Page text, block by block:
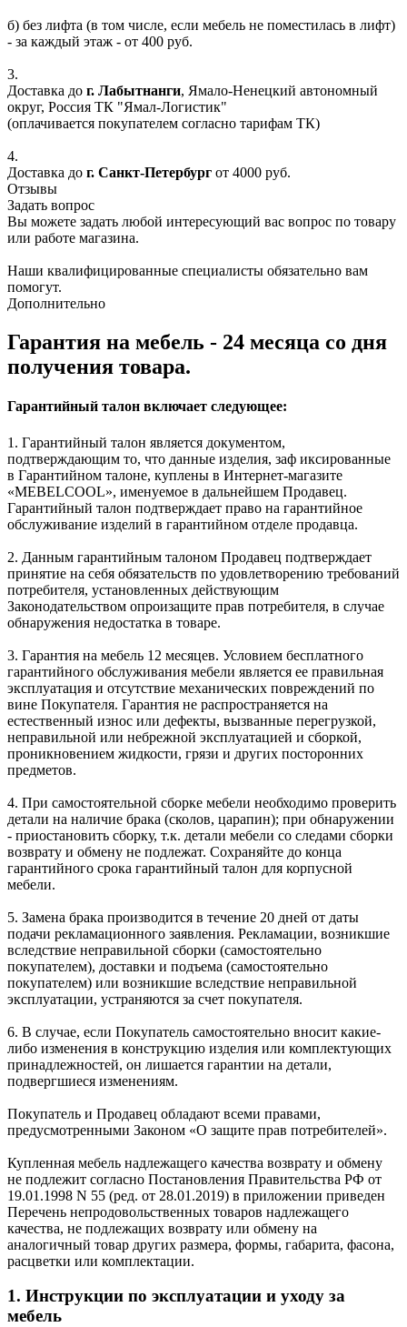
б) без лифта (в том числе, если мебель не поместилась в лифт)
- за каждый этаж - от 400 руб.
3.
Доставка до г. Лабытнанги, Ямало-Ненецкий автономный
округ, Россия ТК "Ямал-Логистик"
(оплачивается покупателем согласно тарифам ТК)
4.
Доставка до г. Санкт-Петербург от 4000 руб.
Отзывы
Задать вопрос
Вы можете задать любой интересующий вас вопрос по товару
или работе магазина.
Наши квалифицированные специалисты обязательно вам
помогут.
Дополнительно
Гарантия на мебель - 24 месяца со дня
получения товара.
Гарантийный талон включает следующее:
1. Гарантийный талон является документом,
подтверждающим то, что данные изделия, заф иксированные
в Гарантийном талоне, куплены в Интернет-магазите
«MEBELCOOL», именуемое в дальнейшем Продавец.
Гарантийный талон подтверждает право на гарантийное
обслуживание изделий в гарантийном отделе продавца.
2. Данным гарантийным талоном Продавец подтверждает
принятие на себя обязательств по удовлетворению требований
потребителя, установленных действующим
Законодательством опроизащите прав потребителя, в случае
обнаружения недостатка в товаре.
3. Гарантия на мебель 12 месяцев. Условием бесплатного
гарантийного обслуживания мебели является ее правильная
эксплуатация и отсутствие механических повреждений по
вине Покупателя. Гарантия не распространяется на
естественный износ или дефекты, вызванные перегрузкой,
неправильной или небрежной эксплуатацией и сборкой,
проникновением жидкости, грязи и других посторонних
предметов.
4. При самостоятельной сборке мебели необходимо проверить
детали на наличие брака (сколов, царапин); при обнаружении
- приостановить сборку, т.к. детали мебели со следами сборки
возврату и обмену не подлежат. Сохраняйте до конца
гарантийного срока гарантийный талон для корпусной
мебели.
5. Замена брака производится в течение 20 дней от даты
подачи рекламационного заявления. Рекламации, возникшие
вследствие неправильной сборки (самостоятельно
покупателем), доставки и подъема (самостоятельно
покупателем) или возникшие вследствие неправильной
эксплуатации, устраняются за счет покупателя.
6. В случае, если Покупатель самостоятельно вносит какие-
либо изменения в конструкцию изделия или комплектующих
принадлежностей, он лишается гарантии на детали,
подвергшиеся изменениям.
Покупатель и Продавец обладают всеми правами,
предусмотренными Законом «О защите прав потребителей».
Купленная мебель надлежащего качества возврату и обмену
не подлежит согласно Постановления Правительства РФ от
19.01.1998 N 55 (ред. от 28.01.2019) в приложении приведен
Перечень непродовольственных товаров надлежащего
качества, не подлежащих возврату или обмену на
аналогичный товар других размера, формы, габарита, фасона,
расцветки или комплектации.
1. Инструкции по эксплуатации и уходу за
мебель